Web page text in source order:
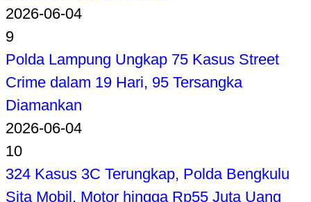
2026-06-04
9
Polda Lampung Ungkap 75 Kasus Street
Crime dalam 19 Hari, 95 Tersangka
Diamankan
2026-06-04
10
324 Kasus 3C Terungkap, Polda Bengkulu
Sita Mobil, Motor hingga Rp55 Juta Uang